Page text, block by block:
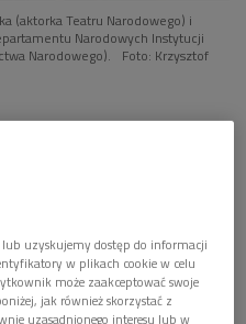
(aktorka Teatru Narodowego) i
Narodowych Instytucji
Narodowego).
Foto: Krzysztof
uzyskujemy dostęp do informacji
w plikach cookie w celu
może zaakceptować swoje
jak również skorzystać z
uzasadnionego interesu lub w